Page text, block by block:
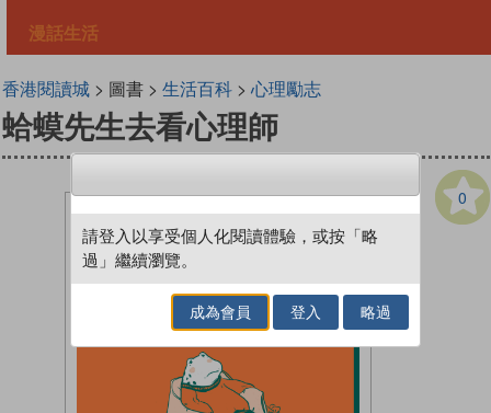
漫話生活
香港閱讀城> 圖書 > 生活百科> 心理勵志
蛤蟆先生去看心理師
0
請登入以享受個人化閱讀體驗，或按「略
過」繼續瀏覽。
成為會員 登入 略過